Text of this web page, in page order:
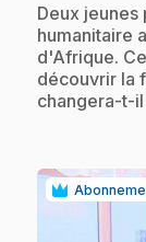
.Deux jeunes
humanitaire
d'Afrique.
découvrir la
changera-t-